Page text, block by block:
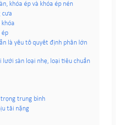
khóa ép và khóa ép nén
cưa
ép
là yếu tố quyết định phần lớn
lưới sàn loại nhẹ, loại tiêu chuẩn
trung bình
tải nặng